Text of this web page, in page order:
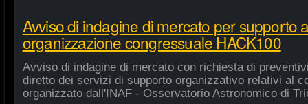
Avviso di indagine di mercato per supporto
organizzazione congressuale HACK100
Avviso di indagine di mercato con richiesta di
diretto dei servizi di supporto organizzativo relativi al
organizzato dall'INAF - Osservatorio Astronomico di